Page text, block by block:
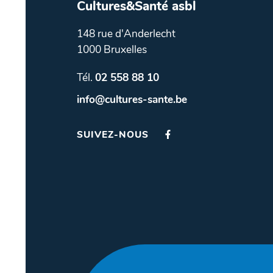
Cultures&Santé asbl
148 rue d'Anderlecht
1000 Bruxelles
Tél. 02 558 88 10
info@cultures-sante.be
SUIVEZ-NOUS